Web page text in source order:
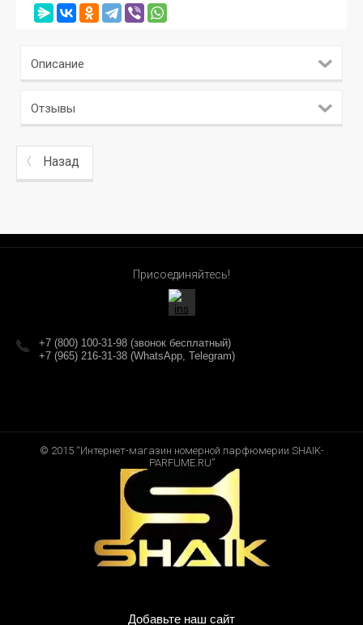
Описание
Отзывы
Назад
Присоединяйтесь!
+7 (800) 100-31-98 (звонок бесплатный)
+7 (965) 216-31-38 (WhatsApp, Telegram)
© 2015 “Интернет-магазин номерной парфюмерии SHAIK-
PARFUME.RU”
Добавьте наш сайт